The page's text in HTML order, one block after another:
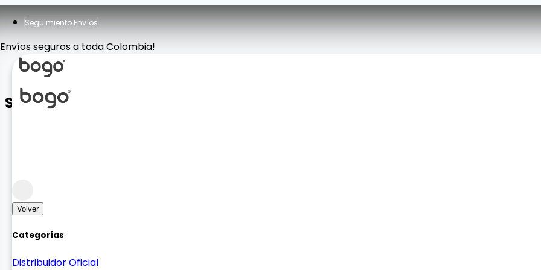
Seguimiento Envíos
Envíos seguros a toda Colombia!
Volver
Categorías
Distribuidor Oficial
Soporte Aguacate